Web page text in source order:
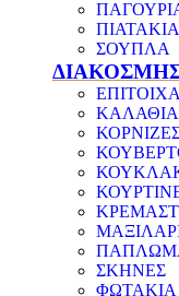
ΠΙΑΤΑΚΙΑ
ΣΟΥΠΛΑ
ΚΑΛΑΘΙΑ
ΣΚΗΝΕΣ
ΦΩΤΑΚΙΑ